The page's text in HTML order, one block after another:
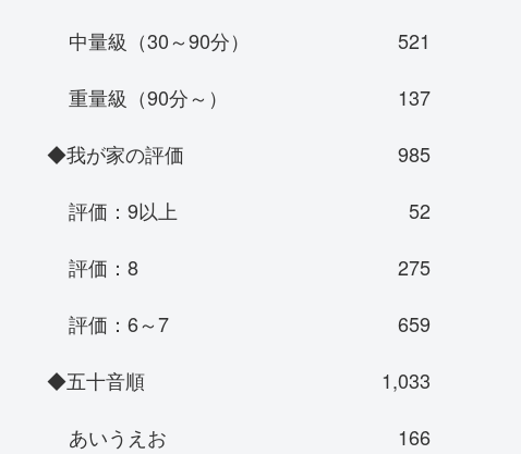
中量級（30～90分）
521
重量級（90分～）
137
◆我が家の評価
985
評価：9以上
52
評価：8
275
評価：6～7
659
◆五十音順
1,033
あいうえお
166